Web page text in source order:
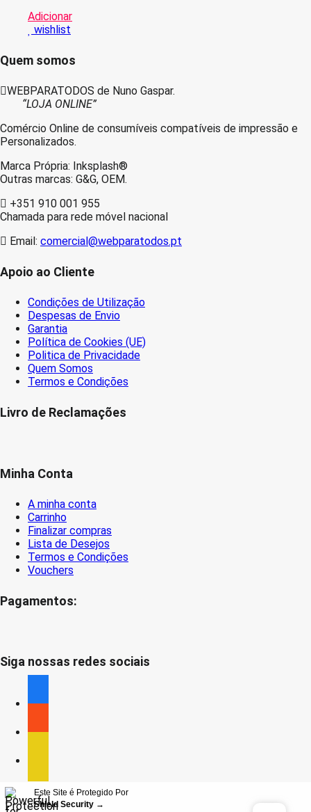
Adicionar
wishlist
Quem somos
WEBPARATODOS de Nuno Gaspar.
“LOJA ONLINE”
Comércio Online de consumíveis compatíveis de impressão e
Personalizados.
Marca Própria: Inksplash®
Outras marcas: G&G, OEM.
+351 910 001 955
Chamada para rede móvel nacional
Email: comercial@webparatodos.pt
Apoio ao Cliente
Condições de Utilização
Despesas de Envio
Garantia
Política de Cookies (UE)
Politica de Privacidade
Quem Somos
Termos e Condições
Livro de Reclamações
Minha Conta
A minha conta
Carrinho
Finalizar compras
Lista de Desejos
Termos e Condições
Vouchers
Pagamentos:
Siga nossas redes sociais
Este Site é Protegido Por
Shield Security →